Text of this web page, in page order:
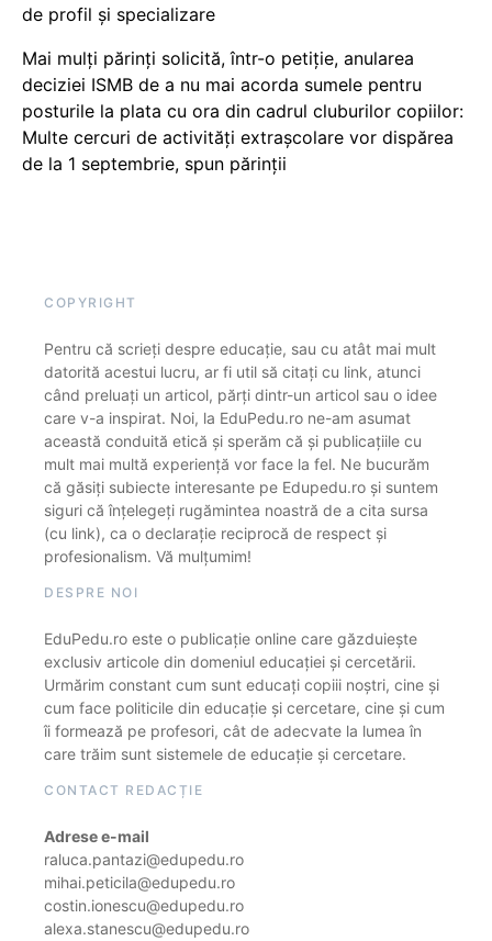
de profil și specializare
Mai mulți părinți solicită, într-o petiție, anularea
deciziei ISMB de a nu mai acorda sumele pentru
posturile la plata cu ora din cadrul cluburilor copiilor:
Multe cercuri de activități extrașcolare vor dispărea
de la 1 septembrie, spun părinții
COPYRIGHT
Pentru că scrieți despre educație, sau cu atât mai mult
datorită acestui lucru, ar fi util să citați cu link, atunci
când preluați un articol, părți dintr-un articol sau o idee
care v-a inspirat. Noi, la EduPedu.ro ne-am asumat
această conduită etică și sperăm că și publicațiile cu
mult mai multă experiență vor face la fel. Ne bucurăm
că găsiți subiecte interesante pe Edupedu.ro și suntem
siguri că înțelegeți rugămintea noastră de a cita sursa
(cu link), ca o declarație reciprocă de respect și
profesionalism. Vă mulțumim!
DESPRE NOI
EduPedu.ro este o publicație online care găzduiește
exclusiv articole din domeniul educației și cercetării.
Urmărim constant cum sunt educați copiii noștri, cine și
cum face politicile din educație și cercetare, cine și cum
îi formează pe profesori, cât de adecvate la lumea în
care trăim sunt sistemele de educație și cercetare.
CONTACT REDACȚIE
Adrese e-mail
raluca.pantazi@edupedu.ro
mihai.peticila@edupedu.ro
costin.ionescu@edupedu.ro
alexa.stanescu@edupedu.ro